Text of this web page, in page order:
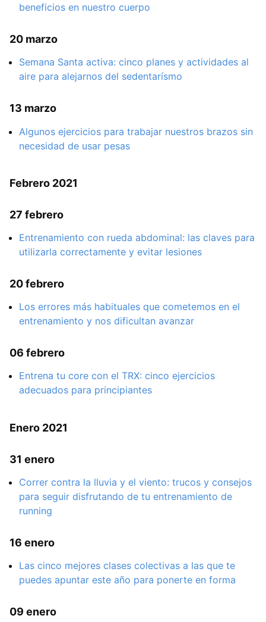
beneficios en nuestro cuerpo
20 marzo
Semana Santa activa: cinco planes y actividades al
aire para alejarnos del sedentarísmo
13 marzo
Algunos ejercicios para trabajar nuestros brazos sin
necesidad de usar pesas
Febrero 2021
27 febrero
Entrenamiento con rueda abdominal: las claves para
utilizarla correctamente y evitar lesiones
20 febrero
Los errores más habituales que cometemos en el
entrenamiento y nos dificultan avanzar
06 febrero
Entrena tu core con el TRX: cinco ejercicios
adecuados para principiantes
Enero 2021
31 enero
Correr contra la lluvia y el viento: trucos y consejos
para seguir disfrutando de tu entrenamiento de
running
16 enero
Las cinco mejores clases colectivas a las que te
puedes apuntar este año para ponerte en forma
09 enero